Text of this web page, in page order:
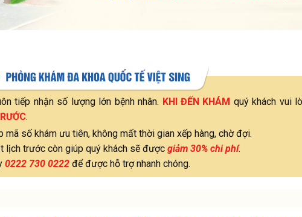
tiếp nhận số lượng lớn bệnh nhân. KHI ĐẾN KHÁM quý khách vui
.
mã số khám ưu tiên, không mất thời gian xếp hàng, chờ đợi.
lịch trước còn giúp quý khách sẽ được giảm 30% chi phí.
0222 730 0222để được hỗ trợ nhanh chóng.